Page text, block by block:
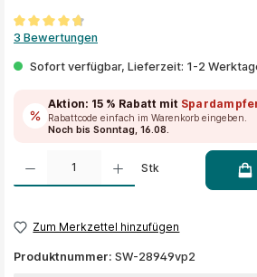
Durchschnittliche Bewertung von 4.6 von 5
3 Bewertungen
Sofort verfügbar, Lieferzeit: 1-2
Aktion: 15 % Rabatt mit
Rabattcode einfach im Warenkorb eingeben.
Noch bis Sonntag, 16.08.
Produkt Anzahl: Gib den gewünschten Wert ein oder
Stk
Zum Merkzettel hinzufügen
Produktnummer: SW-28949vp2